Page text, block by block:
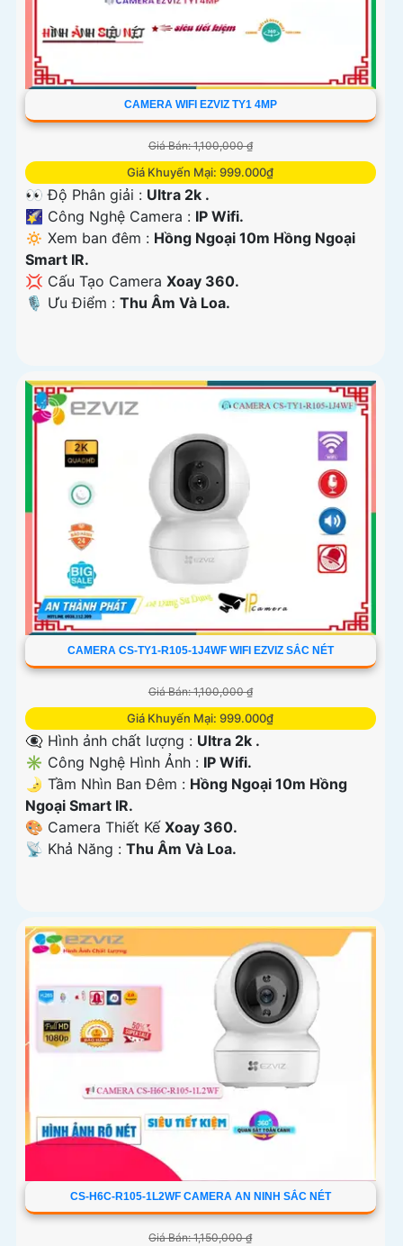
CAMERA WIFI EZVIZ TY1 4MP
Giá Bán: 1,100,000 ₫
Giá Khuyến Mại: 999.000₫
👀 Độ Phân giải : Ultra 2k .
🌠 Công Nghệ Camera : IP Wifi.
🔅 Xem ban đêm : Hồng Ngoại 10m Hồng Ngoại
Smart IR.
💢 Cấu Tạo Camera Xoay 360.
️🎙 Ưu Điểm : Thu Âm Và Loa.
CAMERA CS-TY1-R105-1J4WF WIFI EZVIZ SẮC NÉT
Giá Bán: 1,100,000 ₫
Giá Khuyến Mại: 999.000₫
👁️‍🗨 Hình ảnh chất lượng : Ultra 2k .
✳️ Công Nghệ Hình Ảnh : IP Wifi.
🌛 Tầm Nhìn Ban Đêm : Hồng Ngoại 10m Hồng
Ngoại Smart IR.
🎨 Camera Thiết Kế Xoay 360.
️📡 Khả Năng : Thu Âm Và Loa.
CS-H6C-R105-1L2WF CAMERA AN NINH SẮC NÉT
Giá Bán: 1,150,000 ₫